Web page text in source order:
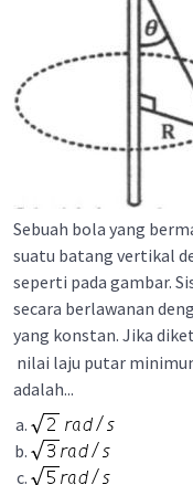
Sebuah bola yang
suatu batang vertikal
seperti pada gambar.
secara berlawanan
yang konstan. Jika
nilai laju putar
adalah...